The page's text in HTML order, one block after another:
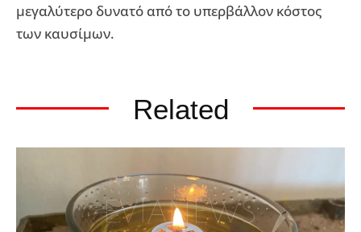
μεγαλύτερο δυνατό από το υπερβάλλον κόστος
των καυσίμων.
Related